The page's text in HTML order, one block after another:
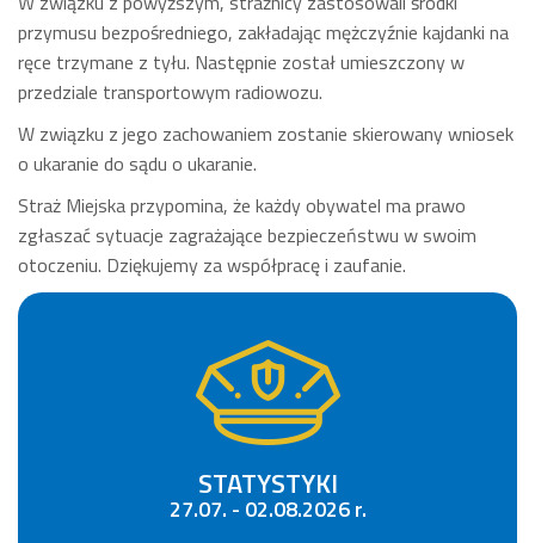
przymusu bezpośredniego, zakładając mężczyźnie kajdanki na
ręce trzymane z tyłu. Następnie został umieszczony w
przedziale transportowym radiowozu.
W związku z jego zachowaniem zostanie skierowany wniosek
o ukaranie do sądu o ukaranie.
Straż Miejska przypomina, że każdy obywatel ma prawo
zgłaszać sytuacje zagrażające bezpieczeństwu w swoim
otoczeniu. Dziękujemy za współpracę i zaufanie.
STATYSTYKI
27.07. - 02.08.2026 r.